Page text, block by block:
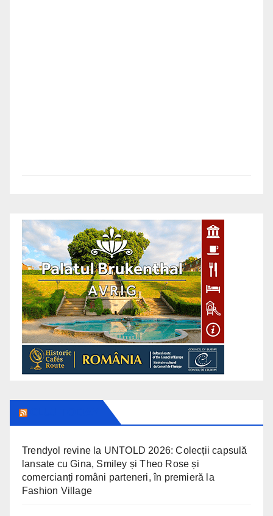
Trendyol revine la UNTOLD 2026: Colecții capsulă
lansate cu Gina, Smiley și Theo Rose și
comercianți români parteneri, în premieră la
Fashion Village